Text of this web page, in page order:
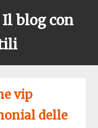
blog con
vip
delle